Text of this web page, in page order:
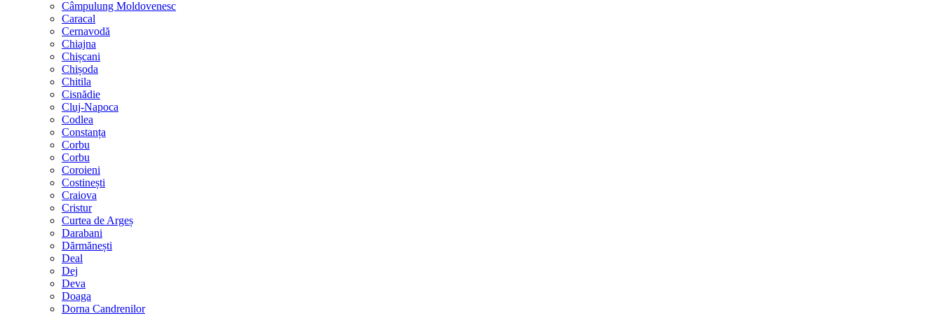
Câmpulung Moldovenesc
Caracal
Cernavodă
Chiajna
Chișcani
Chișoda
Chitila
Cisnădie
Cluj-Napoca
Codlea
Constanța
Corbu
Corbu
Coroieni
Costinești
Craiova
Cristur
Curtea de Argeș
Darabani
Dărmănești
Deal
Dej
Deva
Doaga
Dorna Candrenilor